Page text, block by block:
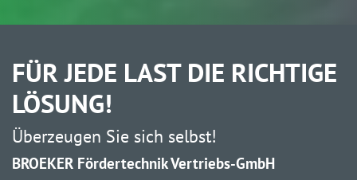
FÜR JEDE LAST DIE RICHTIGE
LÖSUNG!
Überzeugen Sie sich selbst!
BROEKER Fördertechnik Vertriebs-GmbH